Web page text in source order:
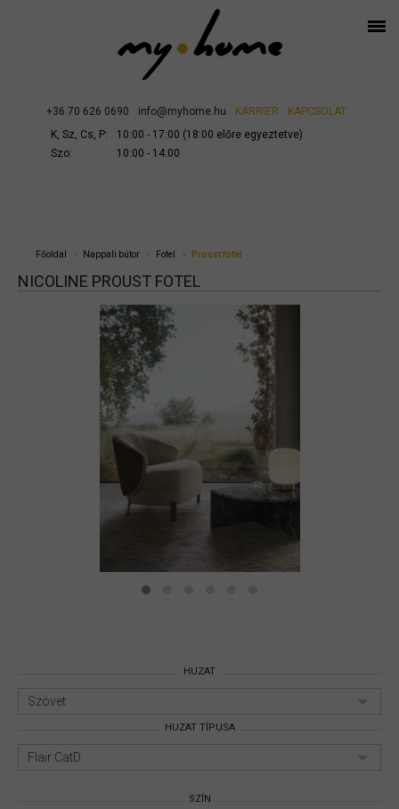
+36 70 626 0690 info@myhome.hu KARRIER
KAPCSOLAT
K, Sz, Cs, P:
10:00 - 17:00 (18:00 előre egyeztetve)
Szo:
10:00 - 14:00
Főoldal Nappali bútor Fotel Proust fotel
NICOLINE PROUST FOTEL
HUZAT
Szövet
HUZAT TÍPUSA
Flair CatD
SZÍN